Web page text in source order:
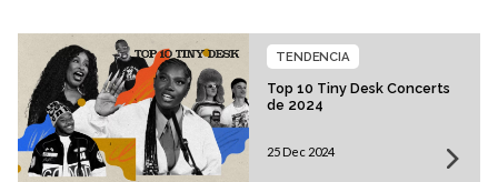
Top 10 Tiny Desk Concerts
de 2024
TENDENCIA
25 Dec 2024